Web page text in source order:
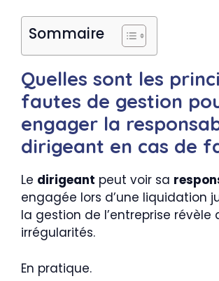
Sommaire
Quelles sont les
fautes de gestion
engager la
dirigeant en cas de
Le dirigeant peut voir sa
engagée lors d’une liquidation
la gestion de l’entreprise révèle
irrégularités.
En pratique.